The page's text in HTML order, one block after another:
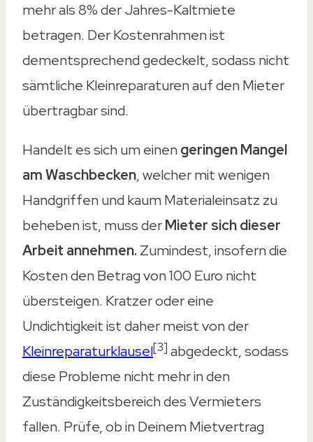
mehr als 8% der Jahres-Kaltmiete
betragen. Der Kostenrahmen ist
dementsprechend gedeckelt, sodass nicht
sämtliche Kleinreparaturen auf den Mieter
übertragbar sind.
Handelt es sich um einengeringen Mangel
am Waschbecken, welcher mit wenigen
Handgriffen und kaum Materialeinsatz zu
beheben ist, muss derMieter sich dieser
Arbeit annehmen.Zumindest, insofern die
Kosten den Betrag von 100 Euro nicht
übersteigen. Kratzer oder eine
Undichtigkeit ist daher meist von der
Kleinreparaturklausel[3] abgedeckt, sodass
diese Probleme nicht mehr in den
Zuständigkeitsbereich des Vermieters
fallen. Prüfe, ob in Deinem Mietvertrag